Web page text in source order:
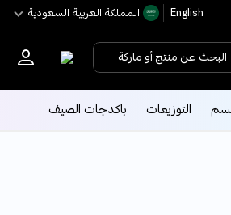
English اﻟﻤﻤﻠﻜﺔ اﻟﻌﺮﺑﻴﺔ اﻟﺴﻌﻮدﻳﺔ
البحث عن منتج أو ماركة
التوزيعات باكدجات الصيف